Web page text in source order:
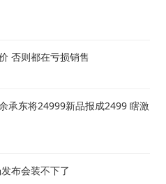
否则都在亏损销售
承东将24999新品报成2499 瞎激
布会装不下了